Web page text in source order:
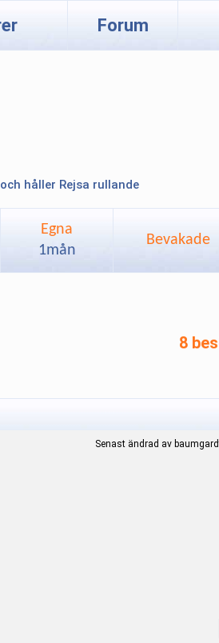
Forum
håller Rejsa rullande
Egna
1mån
Bevakade
8
Senast ändrad av